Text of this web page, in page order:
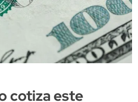
cotiza este